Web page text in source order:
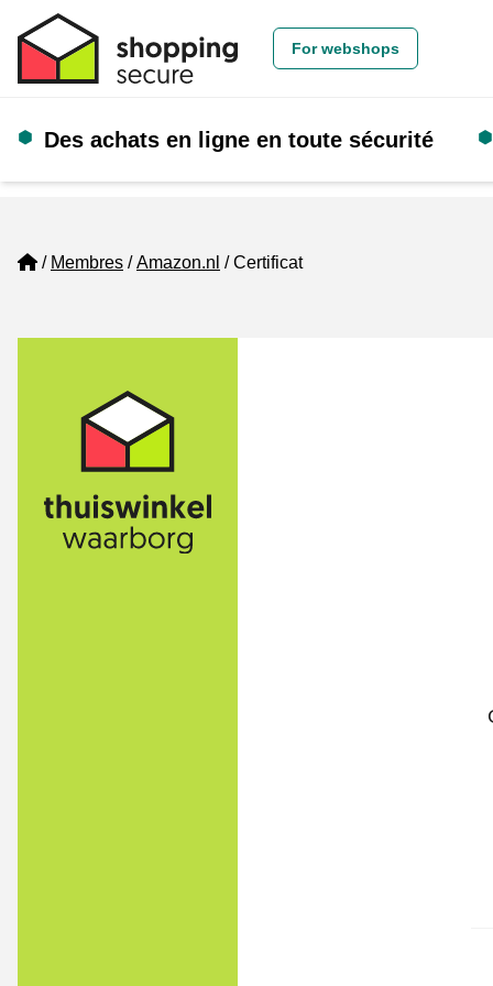
For webshops
Des achats en ligne en toute sécurité
Home
Membres Amazon.nl Certificat